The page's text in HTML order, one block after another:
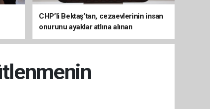
CHP’li Bektaş’tan, cezaevlerinin insan
onurunu ayaklar atlına alınan
mekânlara dönüşmesine tepki